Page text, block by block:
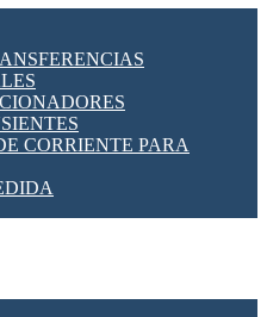
CORRIENTE PARA